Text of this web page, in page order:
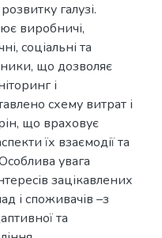
галузі.
виробничі,
соціальні та
що дозволяє
і
схему витрат і
що враховує
їх взаємодії та
увага
зацікавлених
і споживачів –з
та